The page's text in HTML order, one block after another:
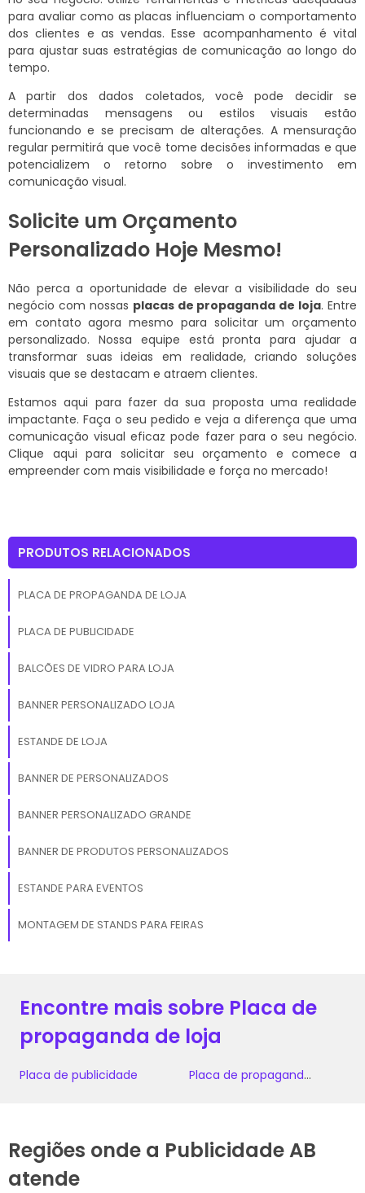
para avaliar como as placas influenciam o comportamento
dos clientes e as vendas. Esse acompanhamento é vital
para ajustar suas estratégias de comunicação ao longo do
tempo.
A partir dos dados coletados, você pode decidir se
determinadas mensagens ou estilos visuais estão
funcionando e se precisam de alterações. A mensuração
regular permitirá que você tome decisões informadas e que
potencializem o retorno sobre o investimento em
comunicação visual.
Solicite um Orçamento
Personalizado Hoje Mesmo!
Não perca a oportunidade de elevar a visibilidade do seu
negócio com nossas placas de propaganda de loja. Entre
em contato agora mesmo para solicitar um orçamento
personalizado. Nossa equipe está pronta para ajudar a
transformar suas ideias em realidade, criando soluções
visuais que se destacam e atraem clientes.
Estamos aqui para fazer da sua proposta uma realidade
impactante. Faça o seu pedido e veja a diferença que uma
comunicação visual eficaz pode fazer para o seu negócio.
Clique aqui para solicitar seu orçamento e comece a
empreender com mais visibilidade e força no mercado!
PRODUTOS RELACIONADOS
PLACA DE PROPAGANDA DE LOJA
PLACA DE PUBLICIDADE
BALCÕES DE VIDRO PARA LOJA
BANNER PERSONALIZADO LOJA
ESTANDE DE LOJA
BANNER DE PERSONALIZADOS
BANNER PERSONALIZADO GRANDE
BANNER DE PRODUTOS PERSONALIZADOS
ESTANDE PARA EVENTOS
MONTAGEM DE STANDS PARA FEIRAS
Encontre mais sobre Placa de
propaganda de loja
Placa de publicidade Placa de propaganda de loja
Regiões onde a Publicidade AB
atende